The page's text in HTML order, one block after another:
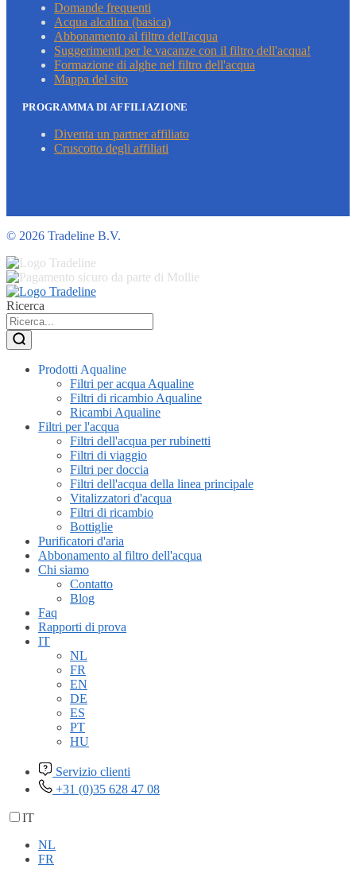
Domande frequenti
Acqua alcalina (basica)
Abbonamento al filtro dell'acqua
Suggerimenti per le vacanze con il filtro dell'acqua!
Formazione di alghe nel filtro dell'acqua
Mappa del sito
PROGRAMMA DI AFFILIAZIONE
Diventa un partner affiliato
Cruscotto degli affiliati
© 2026 Tradeline B.V.
Ricerca
Prodotti Aqualine
Filtri per acqua Aqualine
Filtri di ricambio Aqualine
Ricambi Aqualine
Filtri per l'acqua
Filtri dell'acqua per rubinetti
Filtri di viaggio
Filtri per doccia
Filtri dell'acqua della linea principale
Vitalizzatori d'acqua
Filtri di ricambio
Bottiglie
Purificatori d'aria
Abbonamento al filtro dell'acqua
Chi siamo
Contatto
Blog
Faq
Rapporti di prova
IT
NL
FR
EN
DE
ES
PT
HU
Servizio clienti
+31 (0)35 628 47 08
IT
NL
FR